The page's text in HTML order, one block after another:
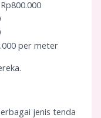
per meter
jenis tenda